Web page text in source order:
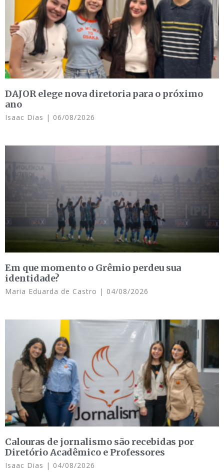
DAJOR elege nova diretoria para o próximo
ano
Isaac Dias 06/08/2026
Em que momento o Grêmio perdeu sua
identidade?
Maria Eduarda de Castro 04/08/2026
Calouras de jornalismo são recebidas por
Diretório Acadêmico e Professores
Isaac Dias 04/08/2026